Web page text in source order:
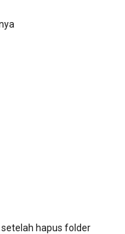
setelah hapus folder